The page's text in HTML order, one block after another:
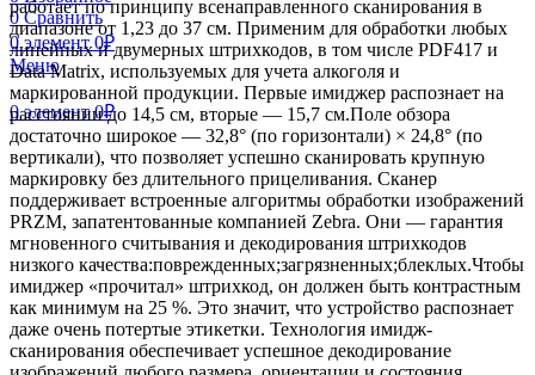
0 Сравнить
0элемент 0₽
Меню
0элемент 0₽
работает по принципу всенаправленного сканирования в
диапазоне от 1,23 до 37 см. Применим для обработки любых
линейных и двумерных штрихкодов, в том числе PDF417 и
Data Matrix, используемых для учета алкоголя и
маркированной продукции. Первые имиджер распознает на
расстоянии до 14,5 см, вторые — 15,7 см.Поле обзора
достаточно широкое — 32,8° (по горизонтали) × 24,8° (по
вертикали), что позволяет успешно сканировать крупную
маркировку без длительного прицеливания. Сканер
поддерживает встроенные алгоритмы обработки изображений
PRZM, запатентованные компанией Zebra. Они — гарантия
мгновенного считывания и декодирования штрихкодов
низкого качества:поврежденных;загрязненных;блеклых.Чтобы
имиджер «прочитал» штрихкод, он должен быть контрастным
как минимум на 25 %. Это значит, что устройство распознает
даже очень потертые этикетки. Технология имидж-
сканирования обеспечивает успешное декодирование